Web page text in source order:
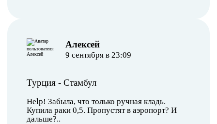
Алексей
9 сентября в 23:09
Турция - Стамбул
Help! Забыла, что только ручная кладь.
Купила раки 0,5. Пропустят в аэропорт? И
дальше?..